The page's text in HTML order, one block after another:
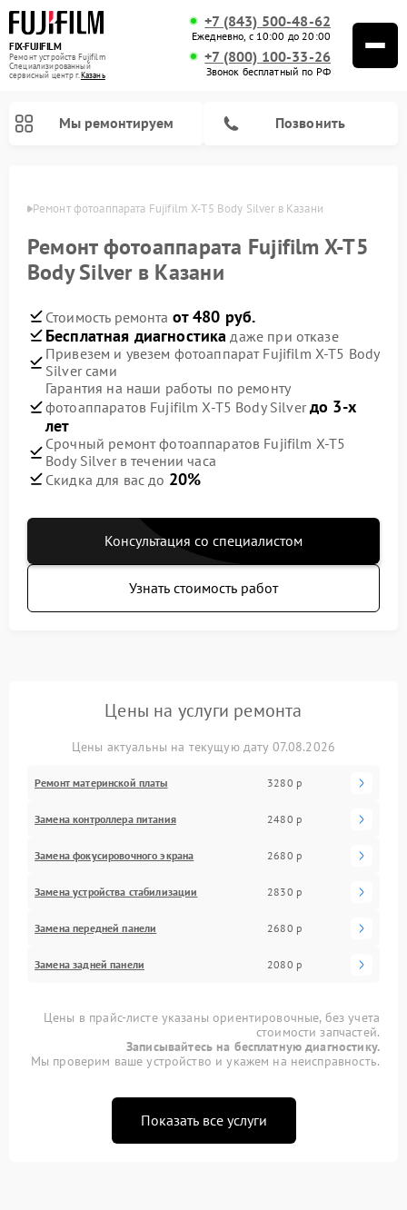
FIX-FUJIFILM
Ремонт устройств Fujifilm
Специализированный
cервисный центр г.Казань
+7 (843) 500-48-62
Ежедневно, с 10:00 до 20:00
+7 (800) 100-33-26
Звонок бесплатный по РФ
Мы ремонтируем Позвонить
Ремонт фотоаппарата Fujifilm X-T5 Body Silver в Казани
Ремонт фотоаппарата Fujifilm X-T5
Body Silver в Казани
Стоимость ремонта от 480 руб.
Бесплатная диагностика даже при отказе
Привезем и увезем фотоаппарат Fujifilm X-T5 Body
Silver сами
Гарантия на наши работы по ремонту
фотоаппаратов Fujifilm X-T5 Body Silverдо 3-х
лет
Срочный ремонт фотоаппаратов Fujifilm X-T5
Body Silver в течении часа
Скидка для вас до 20%
Консультация со специалистом
Узнать стоимость работ
Цены на услуги ремонта
Цены актуальны на текущую дату 07.08.2026
Ремонт материнской платы 3280 р
Замена контроллера питания 2480 р
Замена фокусировочного экрана 2680 р
Замена устройства стабилизации 2830 р
Замена передней панели 2680 р
Замена задней панели 2080 р
Цены в прайс-листе указаны ориентировочные, без учета
стоимости запчастей.
Записывайтесь на бесплатную диагностику.
Мы проверим ваше устройство и укажем на неисправность.
Показать все услуги